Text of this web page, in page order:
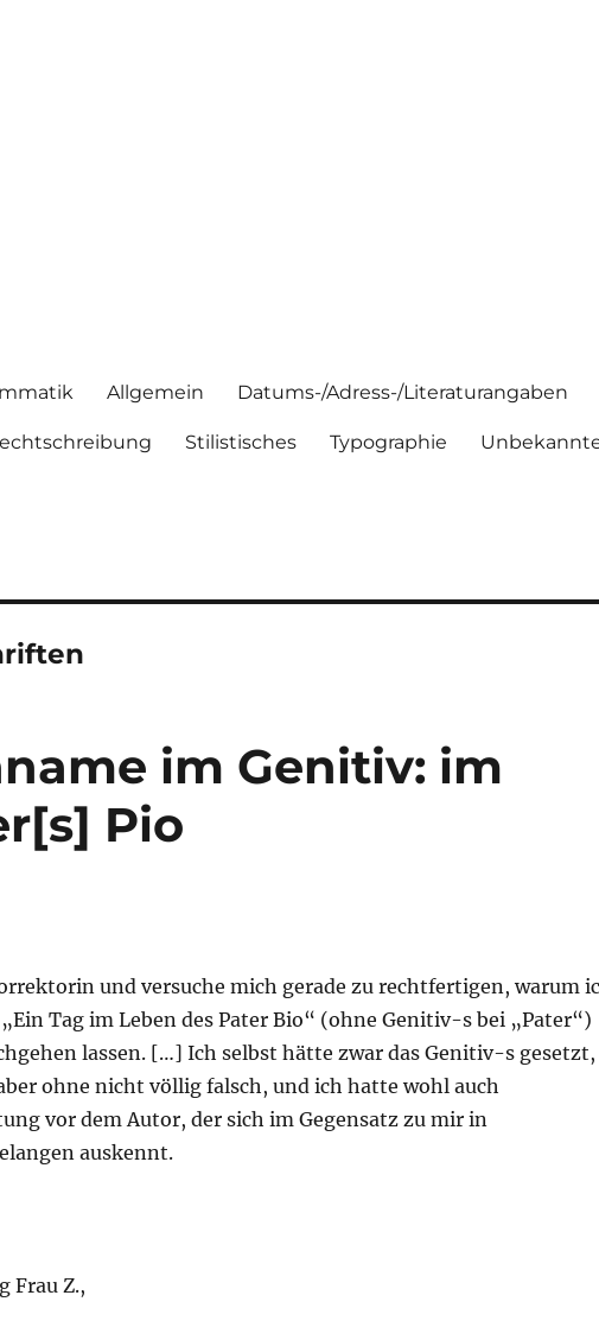
Allgemein Datums-/Adress-/Literaturangaben
Stilistisches Typographie
im Genitiv: im
Pio
und versuche mich gerade zu rechtfertigen, warum
Tag im Leben des Pater Bio“ (ohne Genitiv-s bei „Pater“)
lassen. […] Ich selbst hätte zwar das Genitiv-s gesetzt,
ohne nicht völlig falsch, und ich hatte wohl auch
vor dem Autor, der sich im Gegensatz zu mir in
auskennt.
Frau Z.,